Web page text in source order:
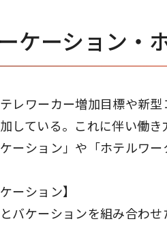
ケーション・
レワーカー増加目標や新
している。これに伴い働
ケーション」や「ホテルワー
ーション】
バケーションを組み合わ